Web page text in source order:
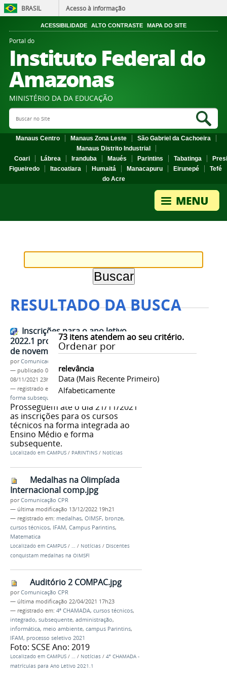
BRASIL Acesso à informação
ACESSIBILIDADE ALTO CONTRASTE MAPA DO SITE
Portal do
Instituto Federal do
Amazonas
MINISTÉRIO DA DA EDUCAÇÃO
Search Site
Manaus Centro Manaus Zona Leste
São Gabriel da Cachoeira
Manaus Distrito Industrial
Coari
Lábrea Iranduba Maués Parintins Tabatinga
Figueiredo
Itacoatiara Humaitá Manacapuru Eirunepé
Tefé
do Acre
RESULTADO DA BUSCA
73itens atendem ao seu critério.
Ordenar por
relevância
Data (mais Recente Primeiro)
Alfabeticamente
Inscrições para o ano letivo
2022.1 prosseguem até o dia 21
de novembro
porComunicação CPR
— publicado 08/11/2021—última modificação
08/11/2021 23h15
— registrado em:
cursos técnicos,forma interada
forma subsequente
Prosseguem até o dia 21/11/2021
as inscrições para os cursos
técnicos na forma integrada ao
Ensino Médio e forma
subsequente.
Localizado em CAMPUS / PARINTINS / Notícias
Medalhas na Olimpíada
Internacional comp.jpg
porComunicação CPR
— última modificação 13/12/2022 19h21
— registrado em: medalhas, OIMSF, bronze,
cursos técnicos, IFAM, Campus Parintins,
Matematica
Localizado em CAMPUS / / Notícias / Discentes
conquistam medalhas na OIMSFl
Auditório 2 COMPAC.jpg
porComunicação CPR
— última modificação 22/04/2021 17h23
— registrado em: 4ª CHAMADA, cursos técnicos,
integrado, subsequente, administração,
informática, meio ambiente, campus Parintins,
IFAM, processo seletivo 2021
Foto: SCSE Ano: 2019
Localizado em CAMPUS / … / Notícias / 4ª CHAMADA -
matrículas para Ano Letivo 2021.1